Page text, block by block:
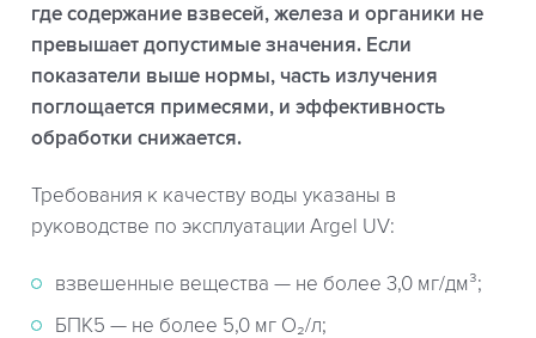
где содержание взвесей, железа и органики не
превышает допустимые значения. Если
показатели выше нормы, часть излучения
поглощается примесями, и эффективность
обработки снижается.
Требования к качеству воды указаны в
руководстве по эксплуатации Argel UV:
взвешенные вещества — не более 3,0 мг/дм³;
БПК5 — не более 5,0 мг О₂/л;